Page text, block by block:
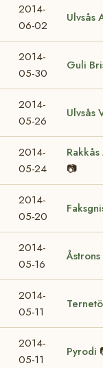
2014-
06-02
Ulvsås
2014-
05-30
Guli
2014-
05-26
Ulvsås
2014-
05-24
📷
2014-
05-20
2014-
05-16
2014-
05-11
2014-
05-11
Pyrodi